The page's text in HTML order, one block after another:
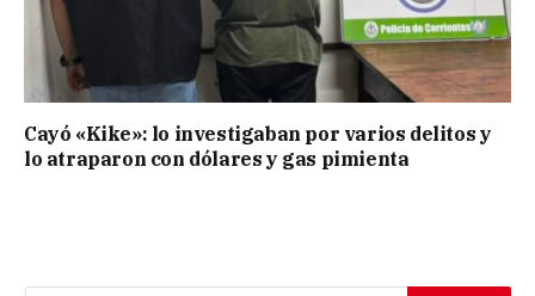
Cayó «Kike»: lo investigaban por varios delitos y
lo atraparon con dólares y gas pimienta